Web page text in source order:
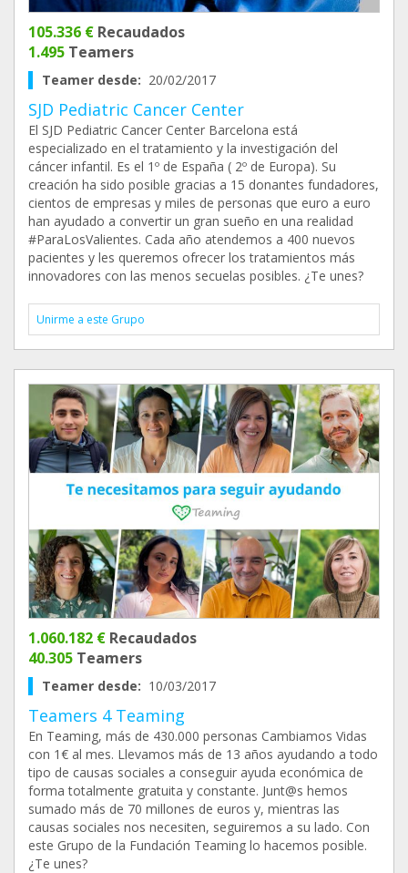
105.336 € Recaudados
1.495 Teamers
Teamer desde: 20/02/2017
SJD Pediatric Cancer Center
El SJD Pediatric Cancer Center Barcelona está
especializado en el tratamiento y la investigación del
cáncer infantil. Es el 1º de España ( 2º de Europa). Su
creación ha sido posible gracias a 15 donantes fundadores,
cientos de empresas y miles de personas que euro a euro
han ayudado a convertir un gran sueño en una realidad
#ParaLosValientes. Cada año atendemos a 400 nuevos
pacientes y les queremos ofrecer los tratamientos más
innovadores con las menos secuelas posibles. ¿Te unes?
Unirme a este Grupo
1.060.182 € Recaudados
40.305 Teamers
Teamer desde: 10/03/2017
Teamers 4 Teaming
En Teaming, más de 430.000 personas Cambiamos Vidas
con 1€ al mes. Llevamos más de 13 años ayudando a todo
tipo de causas sociales a conseguir ayuda económica de
forma totalmente gratuita y constante. Junt@s hemos
sumado más de 70 millones de euros y, mientras las
causas sociales nos necesiten, seguiremos a su lado. Con
este Grupo de la Fundación Teaming lo hacemos posible.
¿Te unes?